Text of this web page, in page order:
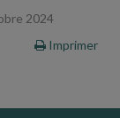
2024
Imprimer